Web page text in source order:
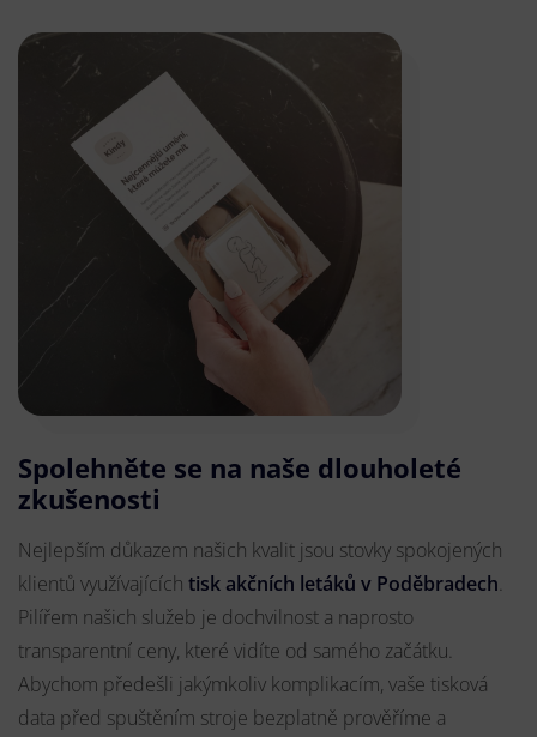
Spolehněte se na naše dlouholeté
zkušenosti
Nejlepším důkazem našich kvalit jsou stovky spokojených
klientů využívajících tisk akčních letáků v Poděbradech.
Pilířem našich služeb je dochvilnost a naprosto
transparentní ceny, které vidíte od samého začátku.
Abychom předešli jakýmkoliv komplikacím, vaše tisková
data před spuštěním stroje bezplatně prověříme a